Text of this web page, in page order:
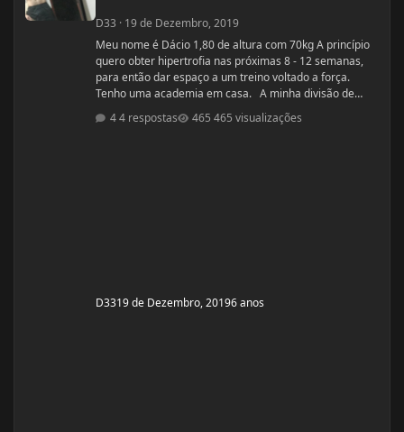
D33 · 19 de Dezembro, 2019
Meu nome é Dácio 1,80 de altura com 70kg A princípio
quero obter hipertrofia nas próximas 8 - 12 semanas,
para então dar espaço a um treino voltado a força.
Tenho uma academia em casa. A minha divisão de
RDL: 3x8 - 37,5kg Panturilha com uma perna 3x20 - 8kg
4 respostas 465 visualizações
D3319 de Dezembro, 20196 anos